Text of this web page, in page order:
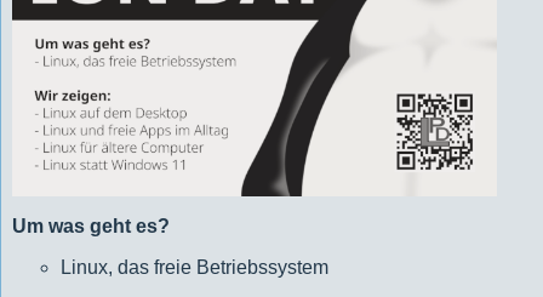
Um was geht es?
Linux, das freie Betriebssystem